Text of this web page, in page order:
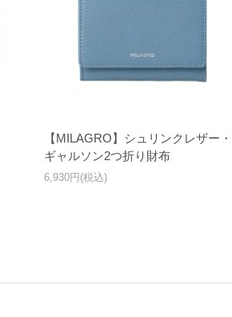
【MILAGRO】シュリンクレザー・
ギャルソン2つ折り財布
6,930円(税込)